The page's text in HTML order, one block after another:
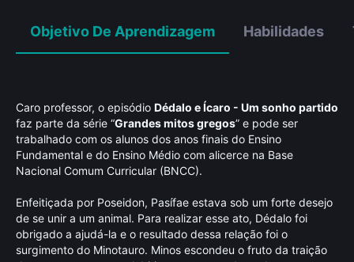
Objetivo De Aprendizagem Habilidades
Caro professor, o episódio Dédalo e Ícaro - Um sonho partido
faz parte da série “Grandes mitos gregos” e pode ser
trabalhado com os alunos dos anos finais do Ensino
Fundamental e do Ensino Médio com alicerce na Base
Nacional Comum Curricular (BNCC).
Enfeitiçada por Poseidon, Pasífae estava sob um forte desejo
de se unir a um animal. Para realizar esse ato, Dédalo foi
obrigado a ajudá-la e o resultado dessa relação foi o
surgimento do Minotauro. Minos escondeu o fruto da traição